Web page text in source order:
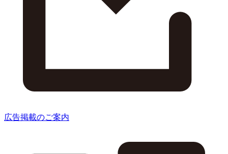
広告掲載のご案内